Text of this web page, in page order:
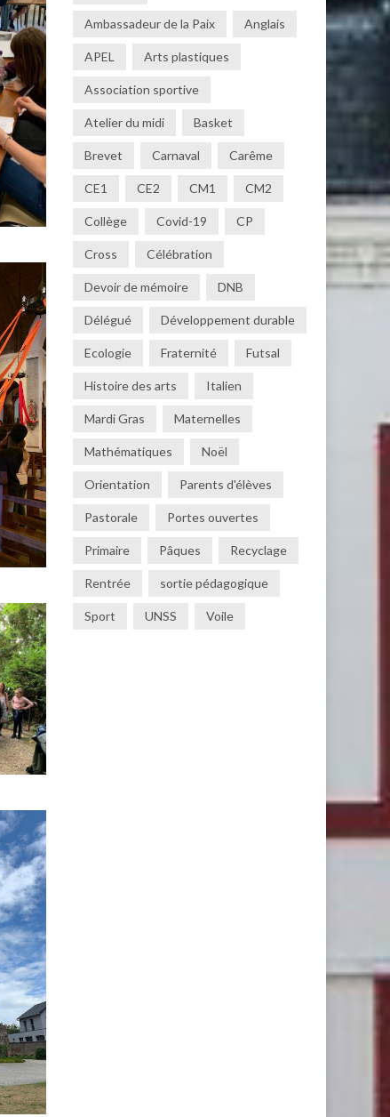
Ambassadeur de la Paix Anglais
APEL Arts plastiques
Association sportive
Atelier du midi Basket
Brevet Carnaval Carême
CE1 CE2 CM1 CM2
Collège Covid-19 CP
Cross Célébration
Devoir de mémoire DNB
Délégué Développement durable
Ecologie Fraternité Futsal
Histoire des arts Italien
Mardi Gras Maternelles
Mathématiques Noël
Orientation Parents d'élèves
Pastorale Portes ouvertes
Primaire Pâques Recyclage
Rentrée sortie pédagogique
Sport UNSS Voile